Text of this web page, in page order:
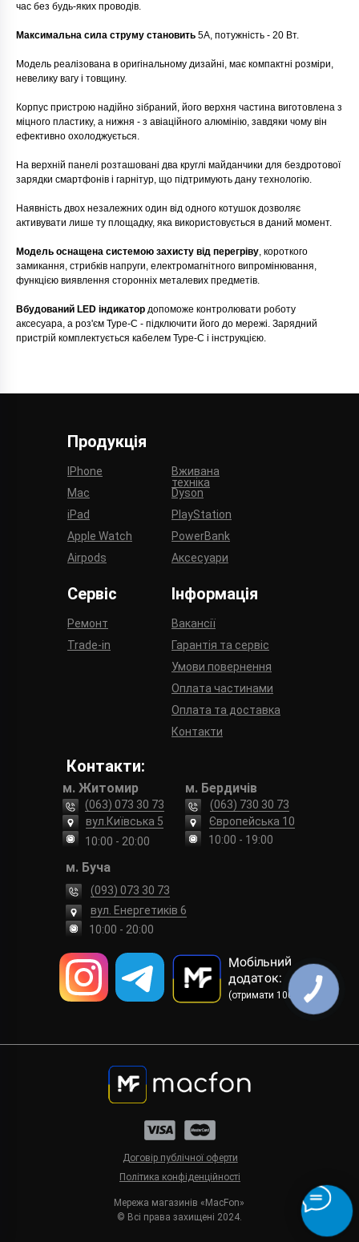
час без будь-яких проводів.
Максимальна сила струму становить 5А, потужність - 20 Вт.
Модель реалізована в оригінальному дизайні, має компактні розміри,
невелику вагу і товщину.
Корпус пристрою надійно зібраний, його верхня частина виготовлена з
міцного пластику, а нижня - з авіаційного алюмінію, завдяки чому він
ефективно охолоджується.
На верхній панелі розташовані два круглі майданчики для бездротової
зарядки смартфонів і гарнітур, що підтримують дану технологію.
Наявність двох незалежних один від одного котушок дозволяє
активувати лише ту площадку, яка використовується в даний момент.
Модель оснащена системою захисту від перегріву, короткого
замикання, стрибків напруги, електромагнітного випромінювання,
функцією виявлення сторонніх металевих предметів.
Вбудований LED індикатор допоможе контролювати роботу
аксесуара, а роз'єм Type-C - підключити його до мережі. Зарядний
пристрій комплектується кабелем Type-C і інструкцією.
Продукція
IPhone
Mac
iPad
Apple Watch
Airpods
Вживана
техніка
Dyson
PlayStation
PowerBank
Аксесуари
Сервіс
Ремонт
Trade-in
Інформація
Вакансії
Гарантія та сервіс
Умови повернення
Оплата та доставка
Оплата частинами
Контакти
Контакти:
м. Житомир
вул.Київська 5
10:00 - 20:00
(063) 073 30 73
м. Бердичів
Європейська 10
10:00 - 19:00
(063) 730 30 73
Мобільний
додаток:
(отримати 100 грн)
Мережа магазинів «MacFon»
© Всі права захищені 2024.
Політика конфіденційності
Договір публічної оферти
м. Буча
вул. Енергетиків 6
(093) 073 30 73
10:00 - 20:00